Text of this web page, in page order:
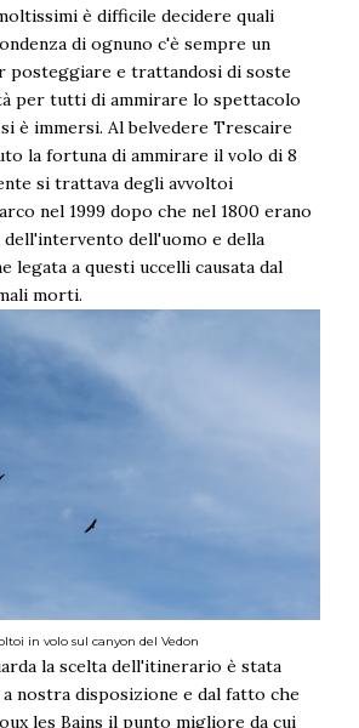
è difficile decidere quali
di ognuno c'è sempre un
posteggiare e trattandosi di soste
per tutti di ammirare lo spettacolo
è immersi. Al belvedere Trescaire
la fortuna di ammirare il volo di 8
si trattava degli avvoltoi
nel 1999 dopo che nel 1800 erano
dell'intervento dell'uomo e della
legata a questi uccelli causata dal
morti.
in volo sul canyon del Vedon
la scelta dell'itinerario è stata
nostra disposizione e dal fatto che
les Bains il punto migliore da cui